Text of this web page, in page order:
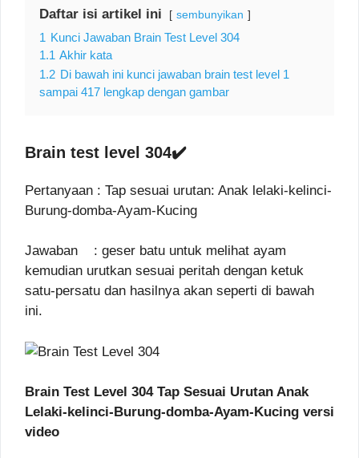
Daftar isi artikel ini sembunyikan
1 Kunci Jawaban Brain Test Level 304
1.1 Akhir kata
1.2 Di bawah ini kunci jawaban brain test level 1
sampai 417 lengkap dengan gambar
Brain test level 304✔️
Pertanyaan : Tap sesuai urutan: Anak lelaki-kelinci-
Burung-domba-Ayam-Kucing
Jawaban : geser batu untuk melihat ayam
kemudian urutkan sesuai peritah dengan ketuk
satu-persatu dan hasilnya akan seperti di bawah
ini.
Brain Test Level 304 Tap Sesuai Urutan Anak
Lelaki-kelinci-Burung-domba-Ayam-Kucing versi
video